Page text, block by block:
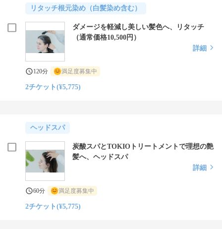
リタッチ根元染め（白髪染め含む）
ダメージを軽減し美しい髪色へ、リタッチ
（通常価格10,500円）
詳細
120分 満足度募集中
2チケット(¥5,775)
ヘッドスパ
炭酸スパとTOKIOトリートメントで理想の艶
髪へ、ヘッドスパ
詳細
60分 満足度募集中
2チケット(¥5,775)